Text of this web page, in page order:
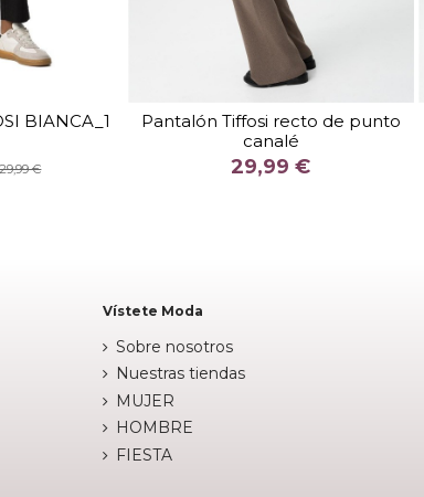
BIANCA_1
29,99 €
MARINO
Pantalón Tiffosi recto de punto
canalé
29,99 €
TALLA
M
COLOR
BEIGE
Vístete Moda
Sobre nosotros
Nuestras tiendas
MUJER
HOMBRE
FIESTA